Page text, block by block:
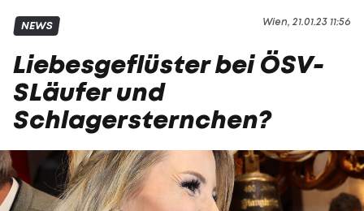
Wien, 21.01.23 11:56
NEWS
Liebesgeflüster bei ÖSV-
SLäufer und
Schlagersternchen?